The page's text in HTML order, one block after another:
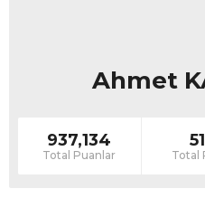
Ahmet
937,134
Total Puanlar Total